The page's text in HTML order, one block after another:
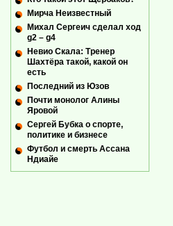
Мирча Неизвестный
Михал Сергеич сделал ход
g2 – g4
Невио Скала: Тренер
Шахтёра такой, какой он
есть
Последний из Юзов
Почти монолог Алины
Яровой
Сергей Бубка о спорте,
политике и бизнесе
Футбол и смерть Ассана
Ндиайе